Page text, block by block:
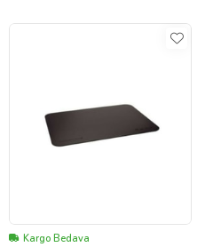
Kargo Bedava